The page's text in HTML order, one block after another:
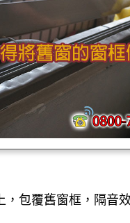
，包覆舊窗框，隔音